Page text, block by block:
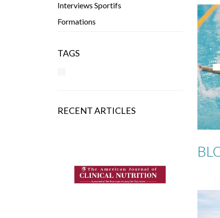
Interviews Sportifs
Formations
TAGS
RECENT ARTICLES